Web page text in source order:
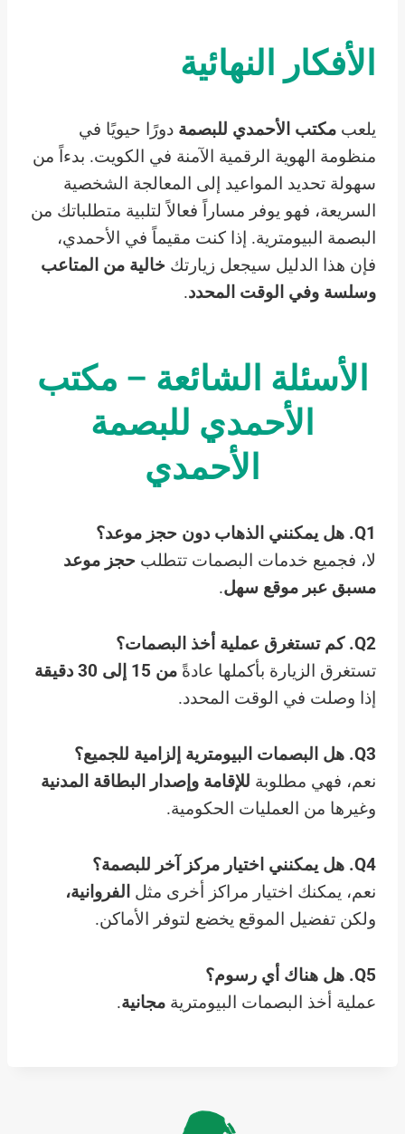
الأفكار النهائية
يلعب مكتب الأحمدي للبصمة دورًا حيويًا في
منظومة الهوية الرقمية الآمنة في الكويت. بدءاً من
سهولة تحديد المواعيد إلى المعالجة الشخصية
السريعة، فهو يوفر مساراً فعالاً لتلبية متطلباتك من
البصمة البيومترية. إذا كنت مقيماً في الأحمدي،
فإن هذا الدليل سيجعل زيارتك خالية من المتاعب
وسلسة وفي الوقت المحدد.
الأسئلة الشائعة – مكتب
الأحمدي للبصمة
الأحمدي
Q1. هل يمكنني الذهاب دون حجز موعد؟
لا، فجميع خدمات البصمات تتطلب حجز موعد
مسبق عبر موقع سهل.
Q2. كم تستغرق عملية أخذ البصمات؟
تستغرق الزيارة بأكملها عادةً من 15 إلى 30 دقيقة
إذا وصلت في الوقت المحدد.
Q3. هل البصمات البيومترية إلزامية للجميع؟
نعم، فهي مطلوبة للإقامة وإصدار البطاقة المدنية
وغيرها من العمليات الحكومية.
Q4. هل يمكنني اختيار مركز آخر للبصمة؟
نعم، يمكنك اختيار مراكز أخرى مثل الفروانية،
ولكن تفضيل الموقع يخضع لتوفر الأماكن.
Q5. هل هناك أي رسوم؟
عملية أخذ البصمات البيومترية مجانية.